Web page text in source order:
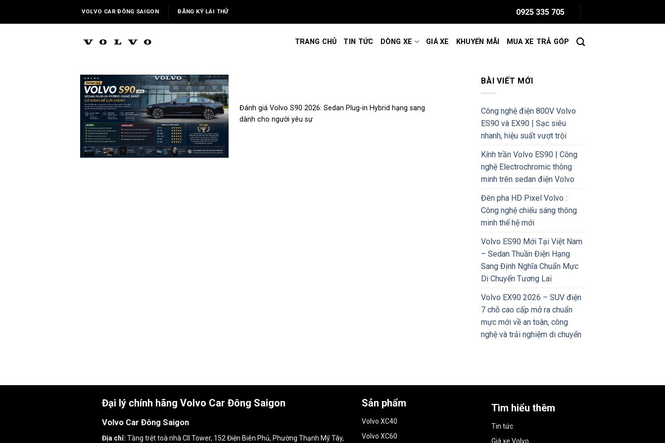
VOLVO CAR ĐÔNG SAIGON ĐĂNG KÝ LÁI THỬ 0925 335 705
TRANG CHỦ TIN TỨC DÒNG XE GIÁ XE KHUYẾN MÃI MUA XE TRẢ GÓP
Đánh giá Volvo S90 2026: Sedan Plug-in Hybrid hạng sang
dành cho người yêu sự
BÀI VIẾT MỚI
Công nghệ điện 800V Volvo
ES90 và EX90 | Sạc siêu
nhanh, hiệu suất vượt trội
Kính trần Volvo ES90 | Công
nghệ Electrochromic thông
minh trên sedan điện Volvo
Đèn pha HD Pixel Volvo :
Công nghệ chiếu sáng thông
minh thế hệ mới
Volvo ES90 Mới Tại Việt Nam
– Sedan Thuần Điện Hạng
Sang Định Nghĩa Chuẩn Mực
Di Chuyển Tương Lai
Volvo EX90 2026 – SUV điện
7 chỗ cao cấp mở ra chuẩn
mực mới về an toàn, công
nghệ và trải nghiệm di chuyển
Đại lý chính hãng Volvo Car Đông Saigon
Volvo Car Đông Saigon
Địa chỉ: Tầng trệt toà nhà CII Tower, 152 Điện Biên Phủ, Phường Thạnh Mỹ Tây,
Sản phẩm
Volvo XC40
Volvo XC60
Tìm hiểu thêm
Tin tức
Giá xe Volvo